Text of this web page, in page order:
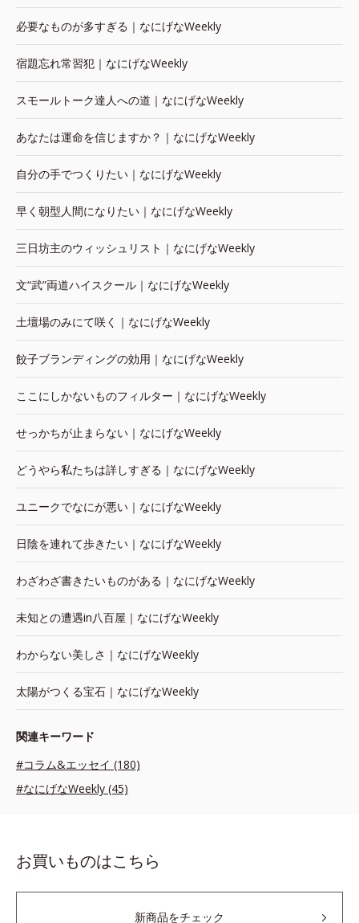
必要なものが多すぎる｜なにげなWeekly
宿題忘れ常習犯｜なにげなWeekly
スモールトーク達人への道｜なにげなWeekly
あなたは運命を信じますか？｜なにげなWeekly
自分の手でつくりたい｜なにげなWeekly
早く朝型人間になりたい｜なにげなWeekly
三日坊主のウィッシュリスト｜なにげなWeekly
文“武”両道ハイスクール｜なにげなWeekly
土壇場のみにて咲く｜なにげなWeekly
餃子ブランディングの効用｜なにげなWeekly
ここにしかないものフィルター｜なにげなWeekly
せっかちが止まらない｜なにげなWeekly
どうやら私たちは詳しすぎる｜なにげなWeekly
ユニークでなにが悪い｜なにげなWeekly
日陰を連れて歩きたい｜なにげなWeekly
わざわざ書きたいものがある｜なにげなWeekly
未知との遭遇in八百屋｜なにげなWeekly
わからない美しさ｜なにげなWeekly
太陽がつくる宝石｜なにげなWeekly
関連キーワード
#コラム&エッセイ (180)
#なにげなWeekly (45)
お買いものはこちら
新商品をチェック